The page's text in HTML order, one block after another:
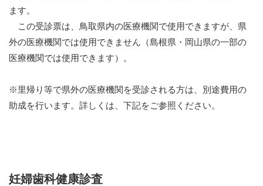
ます。
この受診票は、鳥取県内の医療機関で使用できますが、県
外の医療機関では使用できません（島根県・岡山県の一部の
医療機関では使用できます）。
※里帰り等で県外の医療機関を受診される方は、別途費用の
助成を行います。詳しくは、下記をご参照ください。
妊婦歯科健康診査